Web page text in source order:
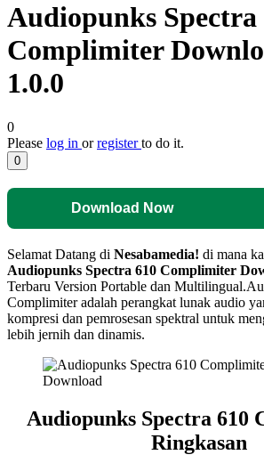
Audiopunks Spectra
Complimiter
1.0.0
0
Please log in orregisterto do it.
0
Download Now
Selamat Datang di Nesabamedia! di mana
Audiopunks Spectra 610 Complimiter
Terbaru Version Portable dan
Complimiter adalah perangkat lunak audio
kompresi dan pemrosesan spektral untuk
lebih jernih dan dinamis.
Audiopunks Spectra 610
Ringkasan